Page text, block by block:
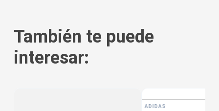
También te puede
interesar:
ADIDAS